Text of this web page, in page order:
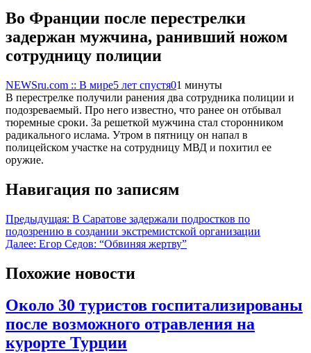
Во Франции после перестрелки
задержан мужчина, ранивший ножом
сотрудницу полиции
NEWSru.com :: В мире5 лет спустя01 минуты
В перестрелке получили ранения два сотрудника полиции и
подозреваемый. Про него известно, что ранее он отбывал
тюремные сроки. За решеткой мужчина стал сторонником
радикального ислама. Утром в пятницу он напал в
полицейском участке на сотрудницу МВД и похитил ее
оружие.
Навигация по записям
Предыдущая: В Саратове задержали подростков по
подозрению в создании экстремистской организации
Далее: Егор Седов: “Обвиняя жертву”
Похожие новости
Около 30 туристов госпитализированы
после возможного отравления на
курорте Турции